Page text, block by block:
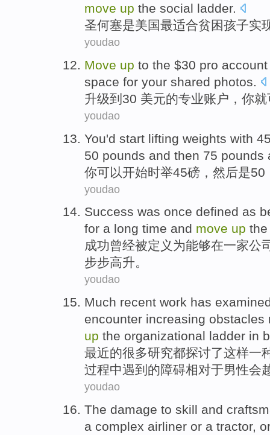
move up the social ladder.
圣何塞是美国最适合贫困孩子实
youdao
Move up to the $30 pro account
space for your shared photos.
升级到 30 美元的专业账户 ， 你就
youdao
You'd start lifting weights with
50 pounds and then 75 pounds
你可以开始时举45磅 ， 然后是50
youdao
Success was once defined as
for a long time and move up the
成功曾经被定义 为能够在一家公
步步高升。
youdao
Much recent work has
encounter increasing obstacles
up the organizational ladder in
最近的很多研究都探讨了这样一
过程中遇到 的障碍相对于男性会
youdao
The damage to skill and
a complex airliner or a tractor,